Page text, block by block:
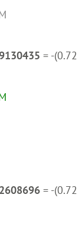
= -(0.72
= -(0.72